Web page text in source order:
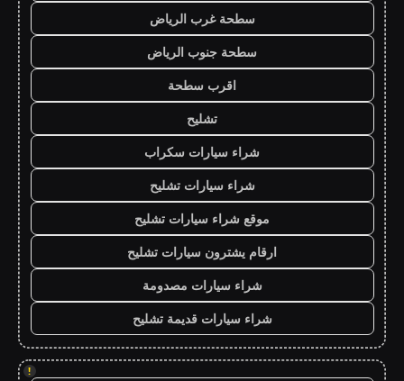
سطحة غرب الرياض
سطحة جنوب الرياض
اقرب سطحة
تشليح
شراء سيارات سكراب
شراء سيارات تشليح
موقع شراء سيارات تشليح
ارقام يشترون سيارات تشليح
شراء سيارات مصدومة
شراء سيارات قديمة تشليح
!